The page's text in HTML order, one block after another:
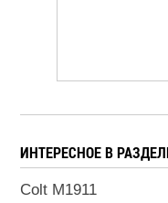
ИНТЕРЕСНОЕ В
Colt М1911